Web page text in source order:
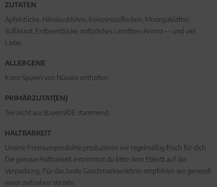
ZUTATEN
Apfelstücke, Hibiskusblüten, Kokosnussflocken, Moringablätter,
Süßkraut, Erdbeerstücke, natürliches Limetten-Aroma — und viel
Liebe.
ALLERGENE
Kann Spuren von Nüssen enthalten.
PRIMÄRZUTAT(EN)
Tee nicht aus Bayern/DE stammend
HALTBARKEIT
Unsere Premiumprodukte produzieren wir regelmäßig frisch für dich.
Die genaue Haltbarkeit entnimmst du bitte dem Etikett auf der
Verpackung. Für das beste Geschmackserlebnis empfehlen wir generell
einen zeitnahen Verzehr.